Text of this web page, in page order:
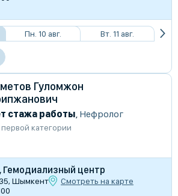
Пн. 10 авг. Вт. 11 авг.
Гуломжон
стажа работы, Нефролог
категории
Гемодиализный центр
Шымкент
Смотреть на карте